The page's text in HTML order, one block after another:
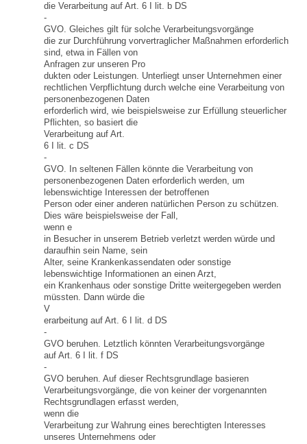
die Verarbeitung auf Art. 6 I lit. b DS
-
GVO. Gleiches gilt für solche Verarbeitungsvorgänge
die zur Durchführung vorvertraglicher Maßnahmen erforderlich
sind, etwa in Fällen von
Anfragen zur unseren Pro
dukten oder Leistungen. Unterliegt unser Unternehmen einer
rechtlichen Verpflichtung durch welche eine Verarbeitung von
personenbezogenen Daten
erforderlich wird, wie beispielsweise zur Erfüllung steuerlicher
Pflichten, so basiert die
Verarbeitung auf Art.
6 I lit. c DS
-
GVO. In seltenen Fällen könnte die Verarbeitung von
personenbezogenen Daten erforderlich werden, um
lebenswichtige Interessen der betroffenen
Person oder einer anderen natürlichen Person zu schützen.
Dies wäre beispielsweise der Fall,
wenn e
in Besucher in unserem Betrieb verletzt werden würde und
daraufhin sein Name, sein
Alter, seine Krankenkassendaten oder sonstige
lebenswichtige Informationen an einen Arzt,
ein Krankenhaus oder sonstige Dritte weitergegeben werden
müssten. Dann würde die
V
erarbeitung auf Art. 6 I lit. d DS
-
GVO beruhen. Letztlich könnten Verarbeitungsvorgänge
auf Art. 6 I lit. f DS
-
GVO beruhen. Auf dieser Rechtsgrundlage basieren
Verarbeitungsvorgänge, die von keiner der vorgenannten
Rechtsgrundlagen erfasst werden,
wenn die
Verarbeitung zur Wahrung eines berechtigten Interesses
unseres Unternehmens oder